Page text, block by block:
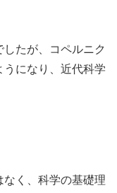
たが、コペルニク
うになり、近代科学
く、科学の基礎理